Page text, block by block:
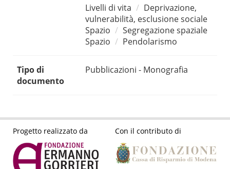
Livelli di vita
Deprivazione,
vulnerabilità, esclusione sociale
Spazio
Segregazione spaziale
Spazio
Pendolarismo
Tipo di
documento
Pubblicazioni - Monografia
Progetto realizzato da Con il contributo di